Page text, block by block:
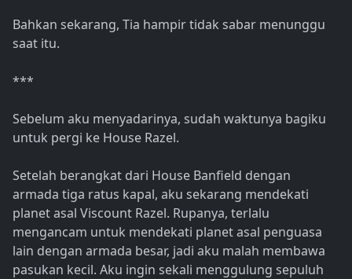
Bahkan sekarang, Tia hampir tidak sabar menunggu
saat itu.
***
Sebelum aku menyadarinya, sudah waktunya bagiku
untuk pergi ke House Razel.
Setelah berangkat dari House Banfield dengan
armada tiga ratus kapal, aku sekarang mendekati
planet asal Viscount Razel. Rupanya, terlalu
mengancam untuk mendekati planet asal penguasa
lain dengan armada besar, jadi aku malah membawa
pasukan kecil. Aku ingin sekali menggulung sepuluh